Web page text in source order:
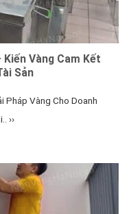
Vàng Cam Kết
Sản
Pháp Vàng Cho Doanh
››